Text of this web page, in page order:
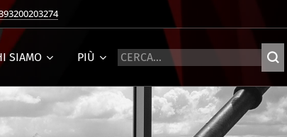
SIAMO PIÙ